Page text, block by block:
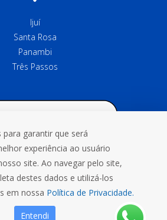
Ijuí
Santa Rosa
Panambi
Três Passos
garantir que será
experiência ao usuário
site. Ao navegar pelo site,
destes dados e utilizá-los
em nossa Política de Privacidade.
Entendi